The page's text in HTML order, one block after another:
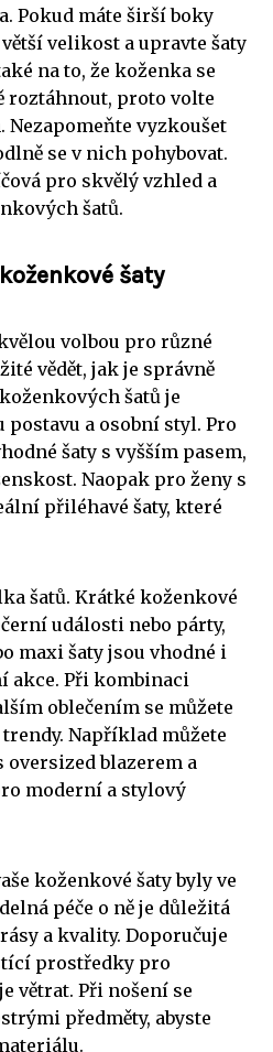
Pokud máte širší boky
velikost a upravte šaty
na to, že koženka se
roztáhnout, proto volte
vyzkoušet
se v nich pohybovat.
pro skvělý vzhled a
šatů.
šaty
volbou pro různé
vědět, jak je správně
šatů je
a osobní styl. Pro
šaty s vyšším pasem,
Naopak pro ženy s
přiléhavé šaty, které
šatů. Krátké koženkové
události nebo párty,
maxi šaty jsou vhodné i
akce. Při kombinaci
oblečením se můžete
Například můžete
blazerem a
moderní a stylový
koženkové šaty byly ve
péče o ně je důležitá
a kvality. Doporučuje
prostředky pro
větrat. Při nošení se
předměty, abyste